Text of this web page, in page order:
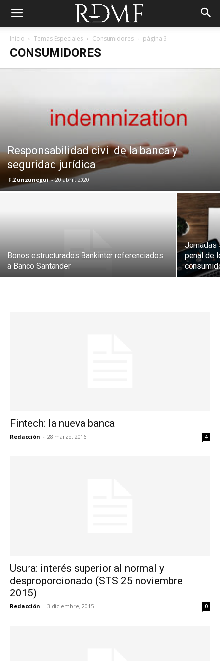
Inicio Temas Especiales Consumidores página 3
CONSUMIDORES
Responsabilidad civil de la banca y
seguridad jurídica
F.Zunzunegui - 20 abril, 2020
Bonos estructurados Bankinter referenciados
a Banco Santander
Jornadas
penal de
Fintech: la nueva banca
Redacción - 28 marzo, 2016 4
Usura: interés superior al normal y
desproporcionado (STS 25 noviembre
2015)
Redacción - 3 diciembre, 2015 0